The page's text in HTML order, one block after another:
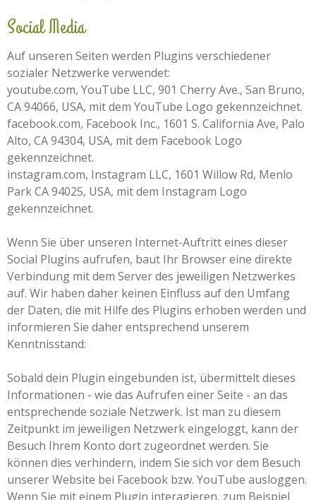
Social Media
Auf unseren Seiten werden Plugins verschiedener
sozialer Netzwerke verwendet:
youtube.com, YouTube LLC, 901 Cherry Ave., San Bruno,
CA 94066, USA, mit dem YouTube Logo gekennzeichnet.
facebook.com, Facebook Inc., 1601 S. California Ave, Palo
Alto, CA 94304, USA, mit dem Facebook Logo
gekennzeichnet.
instagram.com, Instagram LLC, 1601 Willow Rd, Menlo
Park CA 94025, USA, mit dem Instagram Logo
gekennzeichnet.
Wenn Sie über unseren Internet-Auftritt eines dieser
Social Plugins aufrufen, baut Ihr Browser eine direkte
Verbindung mit dem Server des jeweiligen Netzwerkes
auf. Wir haben daher keinen Einfluss auf den Umfang
der Daten, die mit Hilfe des Plugins erhoben werden und
informieren Sie daher entsprechend unserem
Kenntnisstand:
Sobald dein Plugin eingebunden ist, übermittelt dieses
Informationen - wie das Aufrufen einer Seite - an das
entsprechende soziale Netzwerk. Ist man zu diesem
Zeitpunkt im jeweiligen Netzwerk eingeloggt, kann der
Besuch Ihrem Konto dort zugeordnet werden. Sie
können dies verhindern, indem Sie sich vor dem Besuch
unserer Website bei Facebook bzw. YouTube ausloggen.
Wenn Sie mit einem Plugin interagieren, zum Beispiel